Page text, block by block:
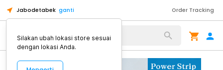
Jabodetabek ganti Order Tracking
Alat Kopi
Silakan ubah lokasi store sesuai
dengan lokasi Anda.